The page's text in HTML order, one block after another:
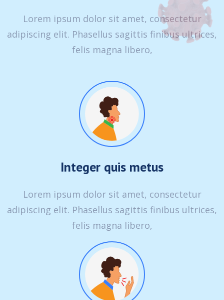
Lorem ipsum dolor sit amet, consectetur
adipiscing elit. Phasellus sagittis finibus ultrices,
felis magna libero,
Integer quis metus
Lorem ipsum dolor sit amet, consectetur
adipiscing elit. Phasellus sagittis finibus ultrices,
felis magna libero,